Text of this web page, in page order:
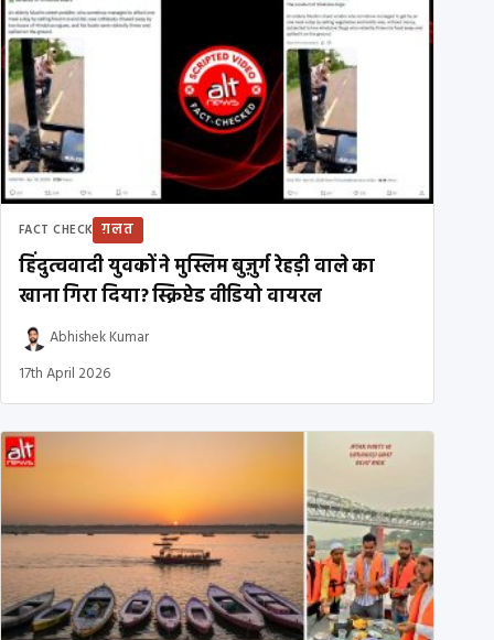
FACT CHECK ग़लत
हिंदुत्ववादी युवकों ने मुस्लिम बुज़ुर्ग रेहड़ी वाले का
खाना गिरा दिया? स्क्रिप्टेड वीडियो वायरल
Abhishek Kumar
17th April 2026